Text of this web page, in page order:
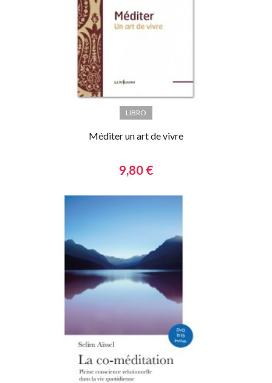
LIBRO
Méditer un art de vivre
9,80 €